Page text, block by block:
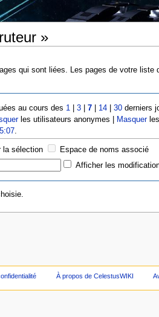
»
qui sont liées. Les pages de votre liste
au cours des 1 |3 |7 14 |30 derniers
les utilisateurs anonymes | Masquerles
la sélection
Espace de noms associé
Afficher les
À propos de CelestusWIKI